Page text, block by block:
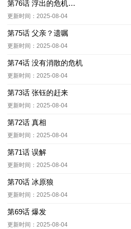
第76话 浮出的危机…
更新时间：2025-08-04
第75话 父亲？遗嘱
更新时间：2025-08-04
第74话 没有消散的危机
更新时间：2025-08-04
第73话 张钰的赶来
更新时间：2025-08-04
第72话 真相
更新时间：2025-08-04
第71话 误解
更新时间：2025-08-04
第70话 冰原狼
更新时间：2025-08-04
第69话 爆发
更新时间：2025-08-04